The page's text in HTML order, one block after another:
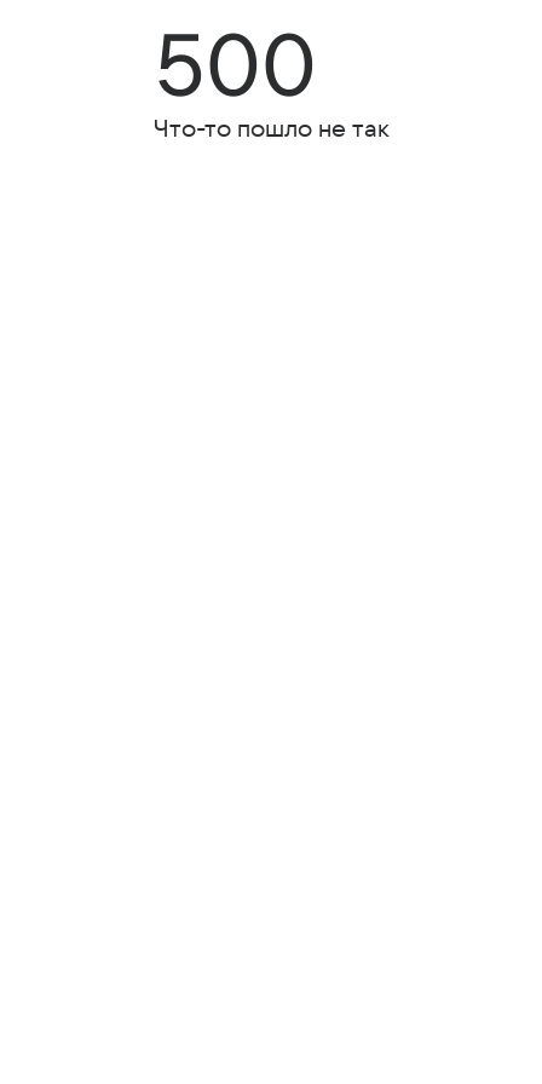
500
Что-то пошло не так